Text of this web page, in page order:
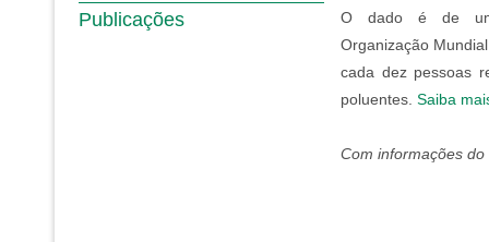
Publicações
O dado é de
Organização
cada dez pessoas
poluentes. Saiba
Com informações do